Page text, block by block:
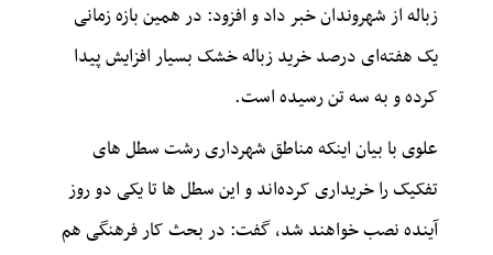
زباله از شهروندان خبر داد و افزود: در همین بازه زمانی
یک هفته‌ای درصد خرید زباله خشک بسیار افزایش پیدا
کرده و به سه تن رسیده است.
علوی با بیان اینکه مناطق شهرداری رشت سطل های
تفکیک را خریداری کرده‌اند و این سطل ها تا یکی دو روز
آینده نصب خواهند شد، گفت: در بحث کار فرهنگی هم